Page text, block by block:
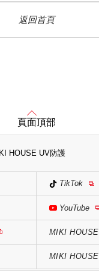
返回首頁
頁面頂部
HOUSE UV防護
TikTok
YouTube
MIKI HOUSE
MIKI HOUSE